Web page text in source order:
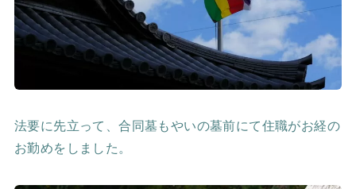
法要に先立って、合同墓もやいの墓前にて住職がお経の
お勤めをしました。